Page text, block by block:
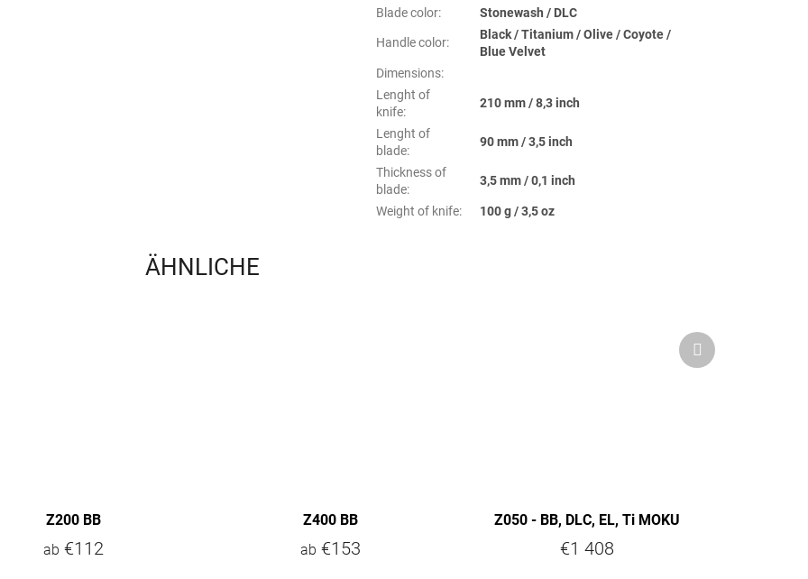
Blade color: Stonewash / DLC
Handle color:
Black / Titanium / Olive / Coyote /
Blue Velvet
Dimensions:
Lenght of
knife:
210 mm / 8,3 inch
Lenght of
blade:
90 mm / 3,5 inch
Thickness of
blade:
3,5 mm / 0,1 inch
Weight of knife: 100 g / 3,5 oz
ÄHNLICHE
Z200 BB
ab €112
Z400 BB
ab €153
Z050 - BB, DLC, EL, Ti MOKU
€1 408
Nächstes
Produkt